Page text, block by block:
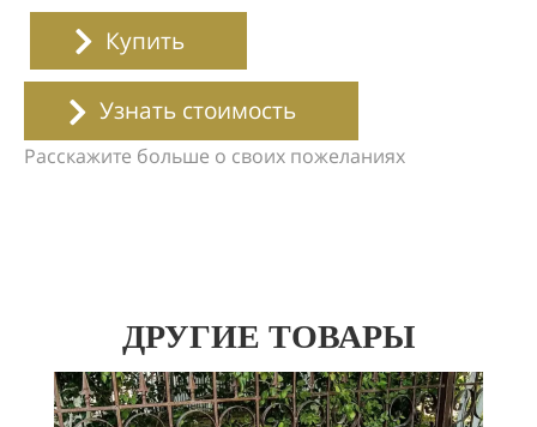
Купить
Узнать стоимость
Расскажите больше о своих пожеланиях
ДРУГИЕ ТОВАРЫ